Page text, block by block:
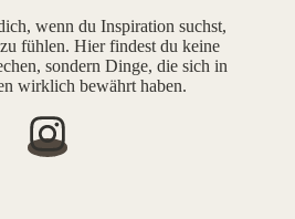
wenn du Inspiration suchst,
fühlen. Hier findest du keine
sondern Dinge, die sich in
wirklich bewährt haben.